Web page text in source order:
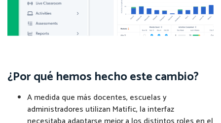
¿Por qué hemos hecho este cambio?
A medida que más docentes, escuelas y
administradores utilizan Matific, la interfaz